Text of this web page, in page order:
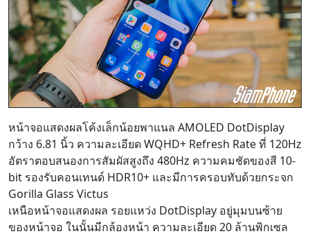
หน้าจอแสดงผลโค้งเล็กน้อยพาแนล AMOLED DotDisplay
กว้าง 6.81 นิ้ว ความละเอียด WQHD+ Refresh Rate ที่ 120Hz
อัตราตอบสนองการสัมผัสสูงถึง 480Hz ความคมชัดของสี 10-
bit รองรับคอนเทนด์ HDR10+ และมีการครอบทับด้วยกระจก
Gorilla Glass Victus
เหนือหน้าจอแสดงผล รอยแหว่ง DotDisplay อยู่มุมบนซ้าย
ของหน้าจอ ในนั้นมีกล้องหน้า ความละเอียด 20 ล้านพิกเซล